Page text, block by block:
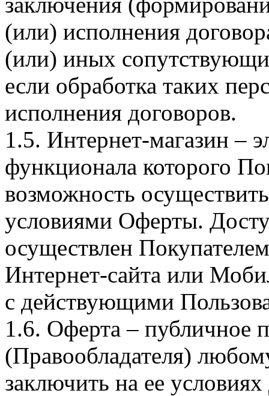
(или) исполнения
(или) иных
если обработка таких
исполнения договоров.
1.5. Интернет-магазин –
функционала которого
возможность
условиями Оферты.
осуществлен
Интернет-сайта или
с действующими
1.6. Оферта – публичное
(Правообладателя)
заключить на ее